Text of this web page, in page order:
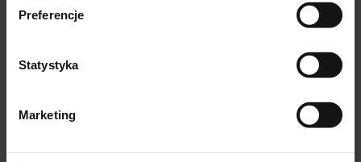
Preferencje
Statystyka
Marketing
byłam dziś na pierwszej wizycie u Pani
Doktor po wyjściu z Luxmedu
myśli ze przy pomocy Pani Doktor uda
usunięcia
pierwszego
Pani doktor,
zadowolona,
świetna